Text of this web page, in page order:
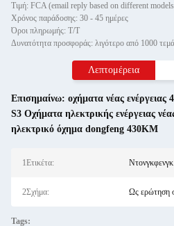
Τιμή: FCA (email reply based on different
Χρόνος παράδοσης: 30 - 45 ημέρες
Όροι πληρωμής: Τ/Τ
Λεπτομέρεια
Επισημαίνω: οχήματα νέας
S3 Οχήματα ηλεκτρικής ενέργειας
ηλεκτρικό όχημα dongfeng 430KM
1Ετικέτα:
2Σχήμα: Ως ερώτηση
Tags: